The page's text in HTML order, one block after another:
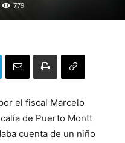
779
el fiscal Marcelo
de Puerto Montt
cuenta de un niño